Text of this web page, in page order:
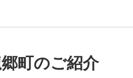
町のご紹介